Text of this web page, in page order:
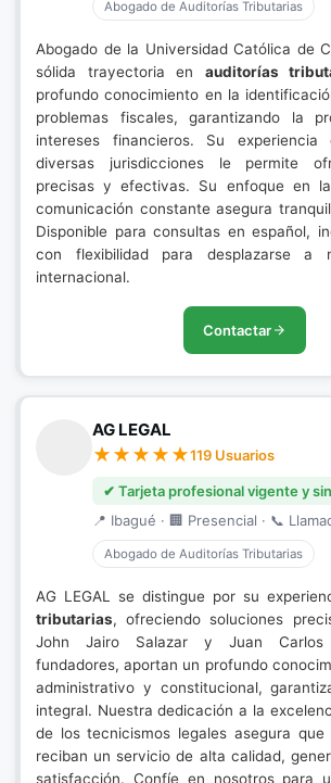
Abogado de Auditorías Tributarias
Abogado de la Universidad Católica de
sólida trayectoria en auditorías
profundo conocimiento en la
problemas fiscales, garantizando la
intereses financieros. Su
diversas jurisdicciones le permite
precisas y efectivas. Su enfoque en
comunicación constante asegura
Disponible para consultas en español,
con flexibilidad para desplazarse a
internacional.
Contactar
AG LEGAL
119 Usuarios
✔ Tarjeta profesional vigente y
📍 Ibagué · 🏢 Presencial · 📞
Abogado de Auditorías Tributarias
AG LEGAL se distingue por su
tributarias, ofreciendo soluciones
John Jairo Salazar y Juan Carlos
fundadores, aportan un profundo
administrativo y constitucional,
integral. Nuestra dedicación a la
de los tecnicismos legales asegura que
reciban un servicio de alta calidad,
satisfacción. Confíe en nosotros para